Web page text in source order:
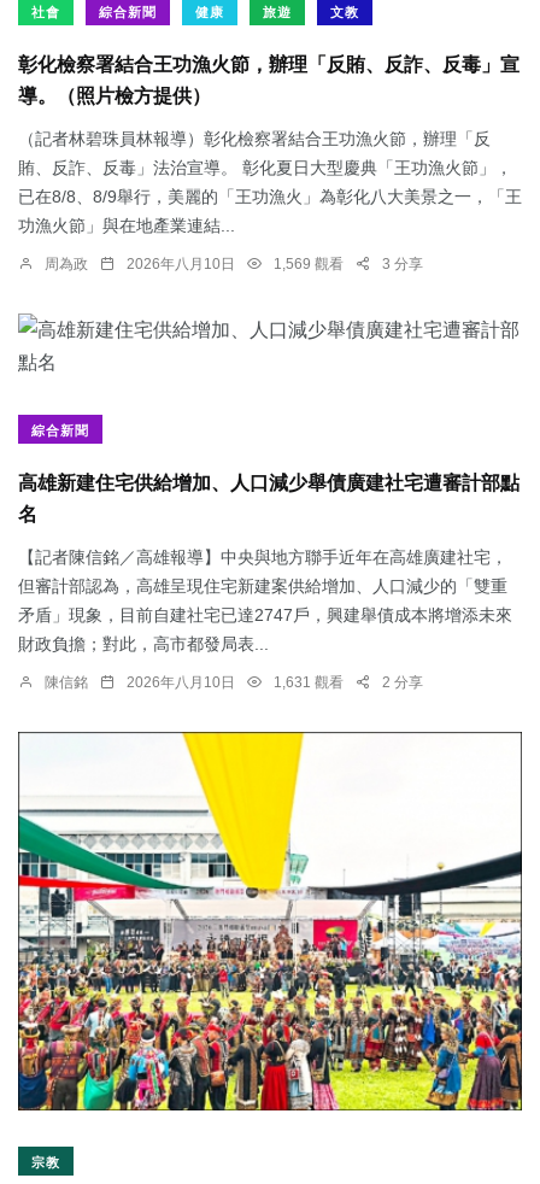
社會 綜合新聞 健康 旅遊 文教
彰化檢察署結合王功漁火節，辦理「反賄、反詐、反毒」宣
導。（照片檢方提供）
（記者林碧珠員林報導）彰化檢察署結合王功漁火節，辦理「反
賄、反詐、反毒」法治宣導。 彰化夏日大型慶典「王功漁火節」，
已在8/8、8/9舉行，美麗的「王功漁火」為彰化八大美景之一，「王
功漁火節」與在地產業連結...
周為政 2026年八月10日 1,569 觀看 3 分享
綜合新聞
高雄新建住宅供給增加、人口減少舉債廣建社宅遭審計部點
名
【記者陳信銘／高雄報導】中央與地方聯手近年在高雄廣建社宅，
但審計部認為，高雄呈現住宅新建案供給增加、人口減少的「雙重
矛盾」現象，目前自建社宅已達2747戶，興建舉債成本將增添未來
財政負擔；對此，高市都發局表...
陳信銘 2026年八月10日 1,631 觀看 2 分享
宗教